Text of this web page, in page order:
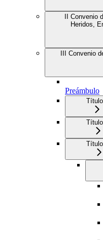
II Convenio
Heridos,
III Convenio
Preámbulo
Título I
Título
Título